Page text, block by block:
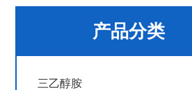
产品分类
三乙醇胺